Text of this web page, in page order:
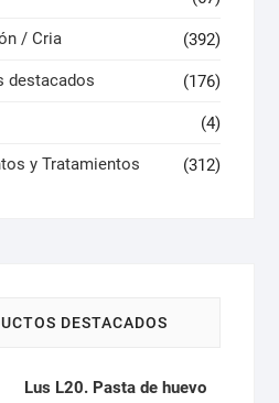
/ Cria (392)
destacados (176)
(4)
y Tratamientos (312)
DESTACADOS
Lus L20. Pasta de huevo